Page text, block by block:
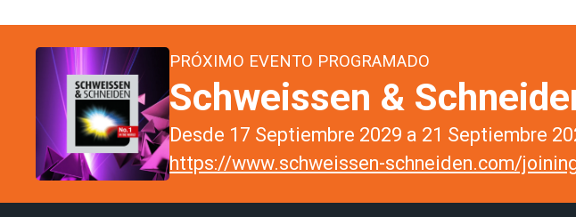
PRÓXIMO EVENTO PROGRAMADO
Schweissen &
Desde 17 Septiembre 2029 a 21 Septiembre
https://www.schweissen-schneiden.com/